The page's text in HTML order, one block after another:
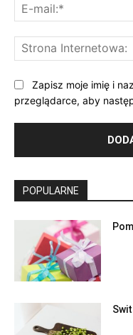
Zapisz moje imię i
przeglądarce, aby
POPULARNE